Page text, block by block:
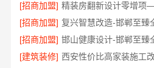
[招商加盟] 精装房翻新设计零增项
[招商加盟]
[招商加盟]
[建筑装修]